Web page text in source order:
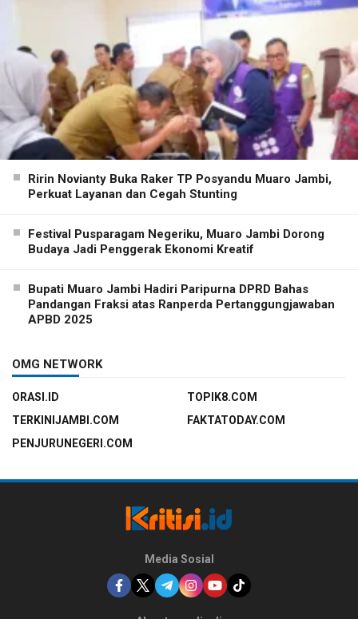
Ririn Novianty Buka Raker TP Posyandu Muaro Jambi,
Perkuat Layanan dan Cegah Stunting
Festival Pusparagam Negeriku, Muaro Jambi Dorong
Budaya Jadi Penggerak Ekonomi Kreatif
Bupati Muaro Jambi Hadiri Paripurna DPRD Bahas
Pandangan Fraksi atas Ranperda Pertanggungjawaban
APBD 2025
OMG NETWORK
ORASI.ID
TOPIK8.COM
TERKINIJAMBI.COM
FAKTATODAY.COM
PENJURUNEGERI.COM
Media Sosial